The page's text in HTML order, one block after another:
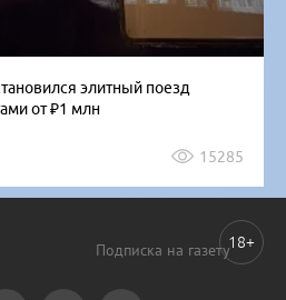
элитный поезд
от ₽1 млн
15285
Подписка на газету18+